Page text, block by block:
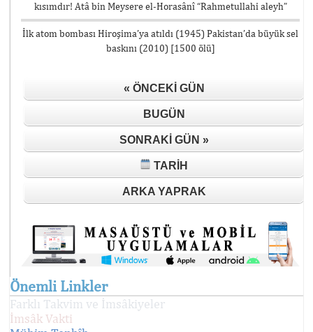
kısımdır! Atâ bin Meysere el-Horasânî “Rahmetullahi aleyh”
İlk atom bombası Hiroşima’ya atıldı (1945) Pakistan’da büyük sel
baskını (2010) [1500 ölü]
« ÖNCEKI GÜN
BUGÜN
SONRAKI GÜN »
TARIH
ARKA YAPRAK
Önemli Linkler
Farklı Takvim ve İmsâkiyeler
İmsâk Vakti